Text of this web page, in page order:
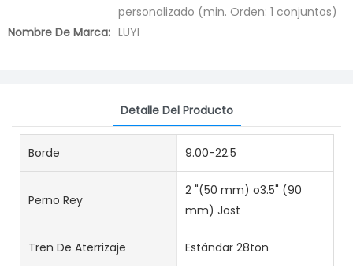
personalizado (min. Orden: 1 conjuntos)
Nombre De Marca: LUYI
Detalle Del Producto
Borde 9.00-22.5
Perno Rey
2 "(50 mm) o3.5" (90
mm) Jost
Tren De Aterrizaje Estándar 28ton